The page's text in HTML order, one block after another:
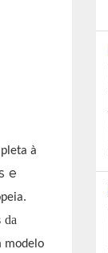
à
e
da
modelo